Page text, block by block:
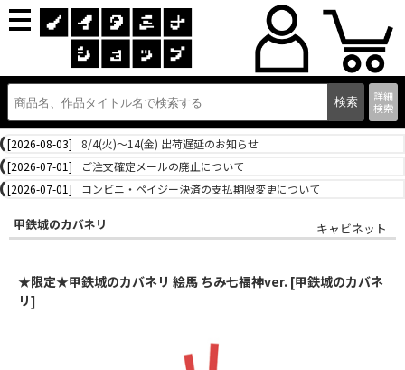
詳細
検索
[2026-08-03]
8/4(火)～14(金) 出荷遅延のお知らせ
[2026-07-01]
ご注文確定メールの廃止について
[2026-07-01]
コンビニ・ペイジー決済の支払期限変更について
甲鉄城のカバネリ キャビネット
★限定★甲鉄城のカバネリ 絵馬 ちみ七福神ver. [甲鉄城のカバネ
リ]